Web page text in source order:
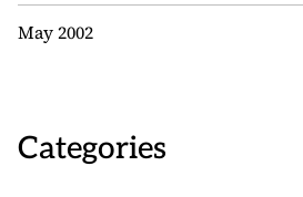
May 2002
Categories